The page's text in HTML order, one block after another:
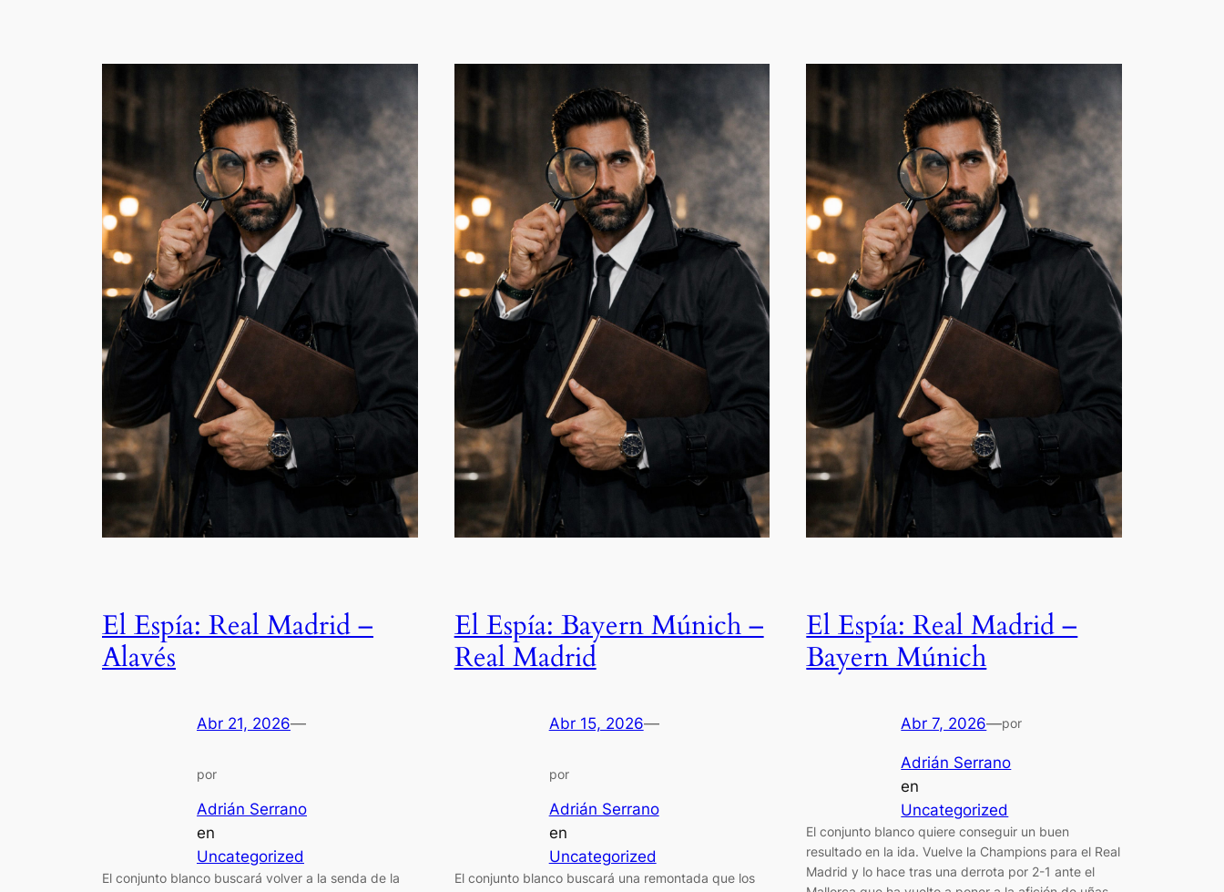
El Espía: Real Madrid –
Alavés
Abr 21, 2026—
por
Adrián Serrano
en
Uncategorized
El conjunto blanco buscará volver a la senda de la
El Espía: Bayern Múnich –
Real Madrid
Abr 15, 2026—
por
Adrián Serrano
en
Uncategorized
El conjunto blanco buscará una remontada que los
El Espía: Real Madrid –
Bayern Múnich
Abr 7, 2026—por
Adrián Serrano
en
Uncategorized
El conjunto blanco quiere conseguir un buen
resultado en la ida. Vuelve la Champions para el Real
Madrid y lo hace tras una derrota por 2-1 ante el